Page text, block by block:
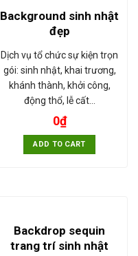
Background sinh nhật
đẹp
Dịch vụ tổ chức sự kiện trọn
gói: sinh nhật, khai trương,
khánh thành, khởi công,
động thổ, lễ cất…
0₫
ADD TO CART
Backdrop sequin
trang trí sinh nhật